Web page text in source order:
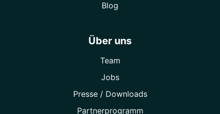
Blog
Über uns
Team
Jobs
Presse / Downloads
Partner­programm